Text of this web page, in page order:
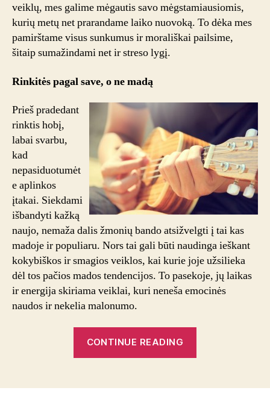
veiklų, mes galime mėgautis savo mėgstamiausiomis,
kurių metų net prarandame laiko nuovoką. To dėka mes
pamirštame visus sunkumus ir morališkai pailsime,
šitaip sumažindami net ir streso lygį.
Rinkitės pagal save, o ne madą
Prieš pradedant
rinktis hobį,
labai svarbu,
kad
nepasiduotumėt
e aplinkos
įtakai. Siekdami
išbandyti kažką
naujo, nemaža dalis žmonių bando atsižvelgti į tai kas
madoje ir populiaru. Nors tai gali būti naudinga ieškant
kokybiškos ir smagios veiklos, kai kurie joje užsilieka
dėl tos pačios mados tendencijos. To pasekoje, jų laikas
ir energija skiriama veiklai, kuri neneša emocinės
naudos ir nekelia malonumo.
CONTINUE READING